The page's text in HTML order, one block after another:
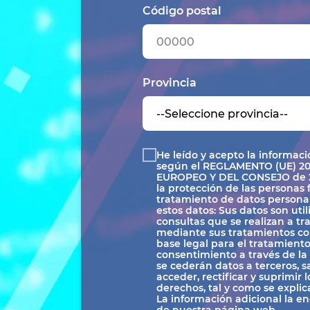
Código postal
Provincia
He leído y acepto la
según el REGLAMENTO (UE)
EUROPEO Y DEL CONSEJO
la protección de las personas
tratamiento de datos
estos datos: Sus datos son
consultas que se realizan a
mediante sus tratamientos
base legal para el
consentimiento a través de
se cederán datos a terceros,
acceder, rectificar y suprimir
derechos, tal y como se
La información adicional la